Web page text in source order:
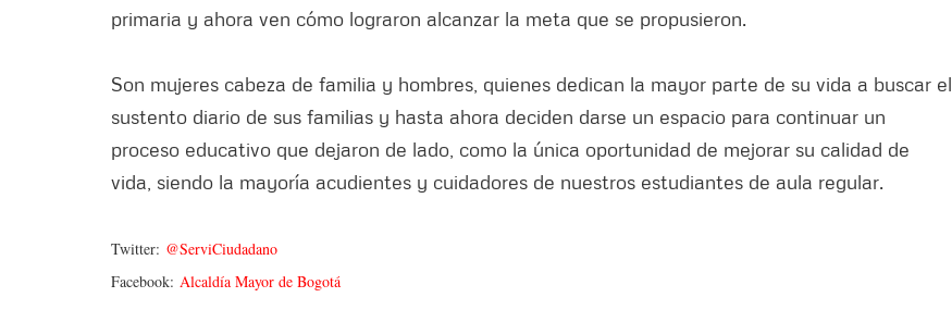
primaria y ahora ven cómo lograron alcanzar la meta que se propusieron.
Son mujeres cabeza de familia y hombres, quienes dedican la mayor parte de su vida a buscar el
sustento diario de sus familias y hasta ahora deciden darse un espacio para continuar un
proceso educativo que dejaron de lado, como la única oportunidad de mejorar su calidad de
vida, siendo la mayoría acudientes y cuidadores de nuestros estudiantes de aula regular.
Twitter: @ServiCiudadano
Facebook: Alcaldía Mayor de Bogotá